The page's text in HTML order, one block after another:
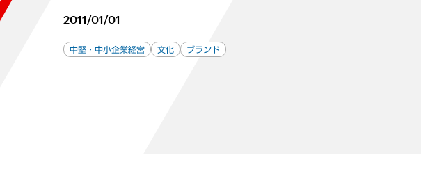
2011/01/01
中堅・中小企業経営 文化 ブランド